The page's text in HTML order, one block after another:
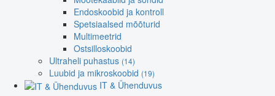
Endoskoobid ja kontroll
Spetsiaalsed mõõturid
Multimeetrid
Ostsilloskoobid
Ultraheli puhastus (14)
Luubid ja mikroskoobid (19)
IT & Ühenduvus